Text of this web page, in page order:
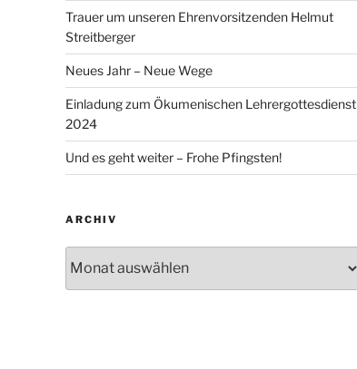
Trauer um unseren Ehrenvorsitzenden Helmut
Streitberger
Neues Jahr – Neue Wege
Einladung zum Ökumenischen Lehrergottesdienst
2024
Und es geht weiter – Frohe Pfingsten!
ARCHIV